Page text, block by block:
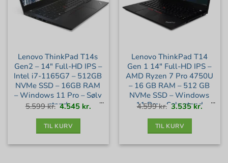
Lenovo ThinkPad T14s
Gen2 – 14″ Full-HD IPS –
Intel i7-1165G7 – 512GB
NVMe SSD – 16GB RAM
– Windows 11 Pro – Sølv
stand
5.599kr. Den
oprindelige
pris
4.545 kr. Den
TIL KURV
Lenovo ThinkPad T14
Gen 1 14″ Full-HD IPS –
AMD Ryzen 7 Pro 4750U
– 16 GB RAM – 512 GB
NVMe SSD – Windows
11 Pro – Sølv stand
4.599kr. Den
oprindelige
pris
3.535kr.Den
TIL KURV